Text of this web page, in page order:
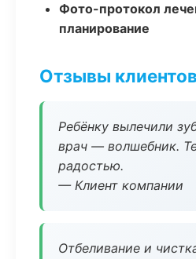
Фото-протокол
планирование
Отзывы клиентов
Ребёнку вылечили
врач — волшебник.
радостью.
— Клиент компании
Отбеливание и